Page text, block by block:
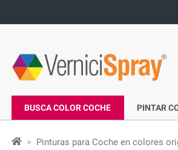
BUSCA COLOR COCHE PINTAR
Pinturas para Coche en colores